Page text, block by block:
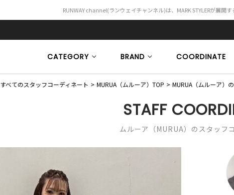
RUNWAY channel(ランウェイチャンネル)は、MARK STYLERが展開
CATEGORY BRAND COORDINATE
すべてのスタッフコーディネート MURUA（ムルーア）TOP MURUA（ムルーア）
STAFF
ムルーア（MURUA）のスタッフ